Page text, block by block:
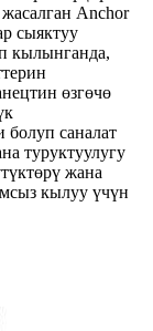
Anchor
сыяктуу
кылынганда,
өзгөчө
саналат
туруктуулугу
жана
кылуу үчүн